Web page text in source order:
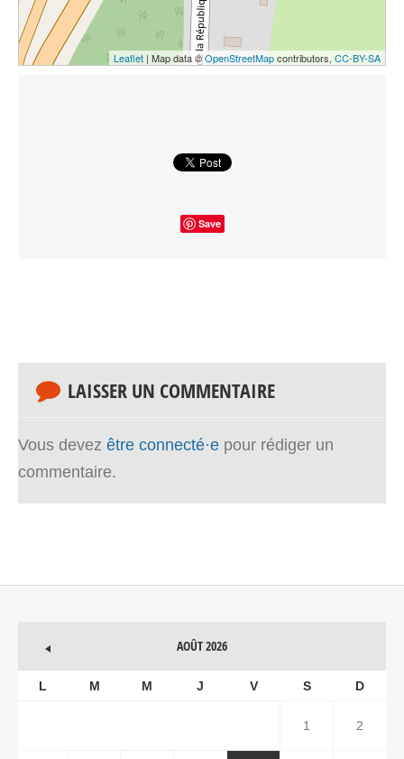
Leaflet | Map data ©OpenStreetMapcontributors, CC-BY-SA
Save
LAISSER UN COMMENTAIRE
Vous devez être connecté·e pour rédiger un
commentaire.
AOÛT 2026
L M M J V S D
1 2